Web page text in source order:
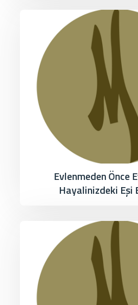
Evlenmeden Önce
Hayalinizdeki Eşi